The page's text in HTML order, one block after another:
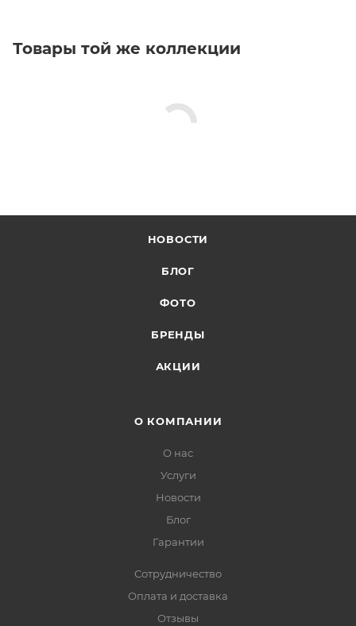
Товары той же коллекции
НОВОСТИ
БЛОГ
ФОТО
БРЕНДЫ
АКЦИИ
О КОМПАНИИ
О нас
Услуги
Новости
Блог
Гарантии
Сотрудничество
Оплата и доставка
Отзывы